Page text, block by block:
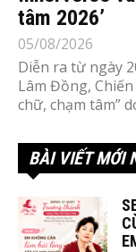
tâm 2026’
05/08/2026
Diễn ra từ ngày
Lâm Đồng, Chiến
chữ, chạm tâm”
BÀI VIẾT MỚI